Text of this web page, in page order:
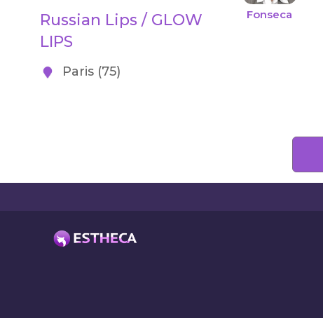
Fonseca
Russian Lips / GLOW
LIPS
Paris (75)